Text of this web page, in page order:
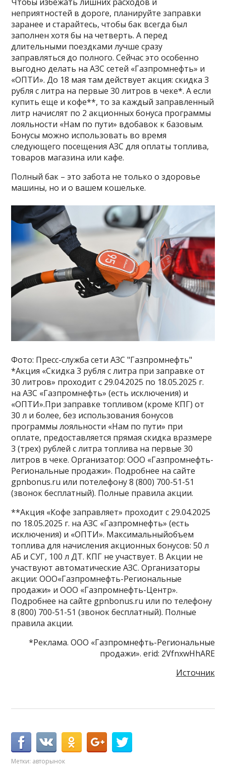
неприятностей в дороге, планируйте заправки
заранее и старайтесь, чтобы бак всегда был
заполнен хотя бы на четверть. А перед
длительными поездками лучше сразу
заправляться до полного. Сейчас это особенно
выгодно делать на АЗС сетей «Газпромнефть» и
«ОПТИ». До 18 мая там действует акция: скидка 3
рубля с литра на первые 30 литров в чеке*. А если
купить еще и кофе**, то за каждый заправленный
литр начислят по 2 акционных бонуса программы
лояльности «Нам по пути» вдобавок к базовым.
Бонусы можно использовать во время
следующего посещения АЗС для оплаты топлива,
товаров магазина или кафе.
Полный бак – это забота не только о здоровье
машины, но и о вашем кошельке.
Фото: Пресс-служба сети АЗС "Газпромнефть"
*Акция «Скидка 3 рубля с литра при заправке от
30 литров» проходит с 29.04.2025 по 18.05.2025 г.
на АЗС «Газпромнефть» (есть исключения) и
«ОПТИ».При заправке топливом (кроме КПГ) от
30 л и более, без использования бонусов
программы лояльности «Нам по пути» при
оплате, предоставляется прямая скидка вразмере
3 (трех) рублей с литра топлива на первые 30
литров в чеке. Организатор: ООО «Газпромнефть-
Региональные продажи». Подробнее на сайте
gpnbonus.ru или потелефону 8 (800) 700-51-51
(звонок бесплатный). Полные правила акции.​
**Акция «Кофе заправляет» проходит с 29.04.2025
по 18.05.2025 г. на АЗС «Газпромнефть» (есть
исключения) и «ОПТИ». Максимальныйобъем
топлива для начисления акционных бонусов: 50 л
АБ и СУГ, 100 л ДТ. КПГ не участвует. В Акции не
участвуют автоматические АЗС. Организаторы
акции: ООО«Газпромнефть-Региональные
продажи» и ООО «Газпромнефть-Центр».
Подробнее на сайте gpnbonus.ru или по телефону
8 (800) 700-51-51 (звонок бесплатный). Полные
правила акции.
*Реклама. ООО «Газпромнефть-Региональные
продажи». erid: 2VfnxwHhARE​
Источник
Метки: авторынок